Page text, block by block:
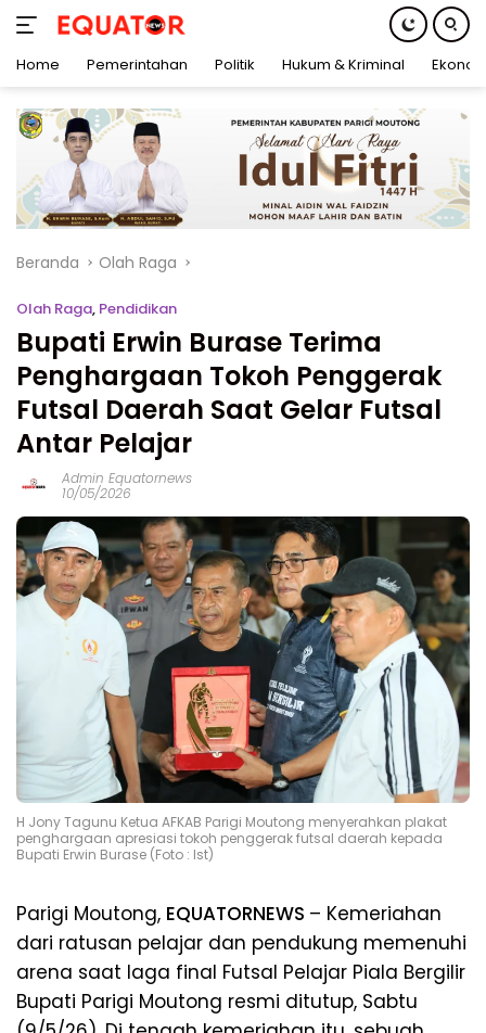
konten
Home Pemerintahan Politik Hukum & Kriminal
Beranda Olah Raga
Olah Raga, Pendidikan
Bupati Erwin Burase Terima
Penghargaan Tokoh Penggerak
Futsal Daerah Saat Gelar Futsal
Antar Pelajar
Admin Equatornews
10/05/2026
H Jony Tagunu Ketua AFKAB Parigi Moutong menyerahkan plakat
penghargaan apresiasi tokoh penggerak futsal daerah kepada
Bupati Erwin Burase (Foto : Ist)
Parigi Moutong, EQUATORNEWS – Kemeriahan
dari ratusan pelajar dan pendukung memenuhi
arena saat laga final Futsal Pelajar Piala Bergilir
Bupati Parigi Moutong resmi ditutup, Sabtu